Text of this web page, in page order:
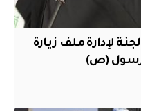
لإدارة ملف زيارة
(ص)